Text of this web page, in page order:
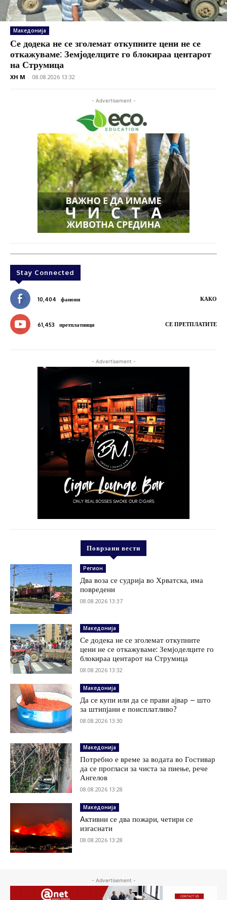
Македонија
Се додека не се зголемат откупните цени не се
откажуваме: Земјоделците го блокираа центарот
на Струмица
XH M - 08.08.2026 13:32
- Advertisement -
Stay Connected
10,404 фанови КАКО
61,453 претплатници СЕ ПРЕТПЛАТИТЕ
- Advertisement -
Поврзани вести
Регион
Два воза се судрија во Хрватска, има
повредени
08.08.2026 13:37
Македонија
Се додека не се зголемат откупните
цени не се откажуваме: Земјоделците го
блокираа центарот на Струмица
08.08.2026 13:32
Македонија
Да се купи или да се прави ајвар – што
за штипјани е поисплатливо?
08.08.2026 13:30
Македонија
Потребно е време за водата во Гостивар
да се прогласи за чиста за пиење, рече
Ангелов
08.08.2026 13:28
Македонија
Aктивни се два пожари, четири се
изгаснати
08.08.2026 13:28
- Advertisement -